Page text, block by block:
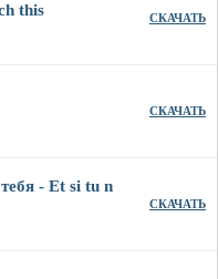
this СКАЧАТЬ
СКАЧАТЬ
- Et si tu n
СКАЧАТЬ